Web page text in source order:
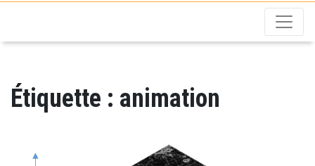
Étiquette : animation